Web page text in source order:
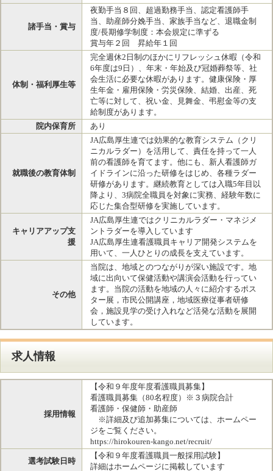
諸手当・賞与
夜勤手当８回、超過勤務手当、認定看護師手
当、助産師分娩手当、家族手当など、退職金制
度/長期修学制度：本会規定に準ずる
賞与年２回 昇給年１回
体制・福利厚生等
完全週休2日制のほかにリフレッシュ休暇（令和
6年度は9日）、年末・年始及び冠婚葬祭等、社
会生活に必要な休暇があります。健康保険・厚
生年金・雇用保険・労災保険、結婚、出産、死
亡等に対して、祝い金、見舞金、弔慰金等の支
給制度があります。
院内保育所
あり
就職後の教育体制
JA広島厚生連では効果的な教育システム（クリ
ニカルラダー）を活用して、責任を持って一人
前の看護師を育てます。他にも、新人看護師ガ
イドラインに沿った研修をはじめ、各種ラダー
研修があります。継続教育としては入職5年目以
降より、3病院全職員を対象に実務、経験年数に
応じた集合型研修を実施しています。
キャリアアップ支
援
JA広島厚生連ではクリニカルラダー・マネジメ
ントラダーを導入しています
JA広島厚生連看護職員キャリア開発システムを
用いて、一人ひとりの成長を支えています。
その他
当院は、地域とのつながりが深い施設です。地
域に出向いて保健活動や講演会活動を行ってい
ます。当院の活動を地域の人々に紹介するポス
ター展，市民公開講座，地域医療従事者研修
会，施設見学の受け入れなど活発な活動を展開
しています。
求人情報
採用情報
【令和９年度年度看護職員募集】
看護職員募集（80名程度）※３病院合計
看護師・保健師・助産師
※詳細及び追加募集については、ホームペー
ジをご覧ください。
https://hirokouren-kango.net/recruit/
選考試験日時
【令和９年度看護職員一般採用試験】
詳細はホームページに掲載しています